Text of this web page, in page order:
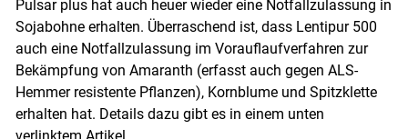
Pulsar plus hat auch heuer wieder eine Notfallzulassung in
Sojabohne erhalten. Überraschend ist, dass Lentipur 500
auch eine Notfallzulassung im Vorauflaufverfahren zur
Bekämpfung von Amaranth (erfasst auch gegen ALS-
Hemmer resistente Pflanzen), Kornblume und Spitzklette
erhalten hat. Details dazu gibt es in einem unten
verlinktem Artikel.